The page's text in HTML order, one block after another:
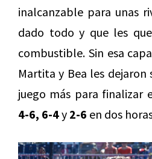
inalcanzable para unas
dado todo y que les
combustible. Sin esa
Martita y Bea les
juego más para finalizar
4-6, 6-4y 2-6 en dos